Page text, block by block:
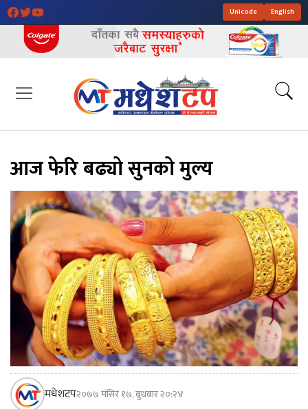
Unicode English
आज फेरि बढ्यो सुनको मुल्य
मधेशटप२०७७ मंसिर १७, बुधबार २०:२४